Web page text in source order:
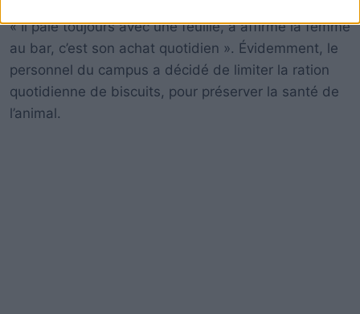
« Il paie toujours avec une feuille, a affirmé la femme
au bar, c’est son achat quotidien ». Évidemment, le
personnel du campus a décidé de limiter la ration
quotidienne de biscuits, pour préserver la santé de
l’animal.